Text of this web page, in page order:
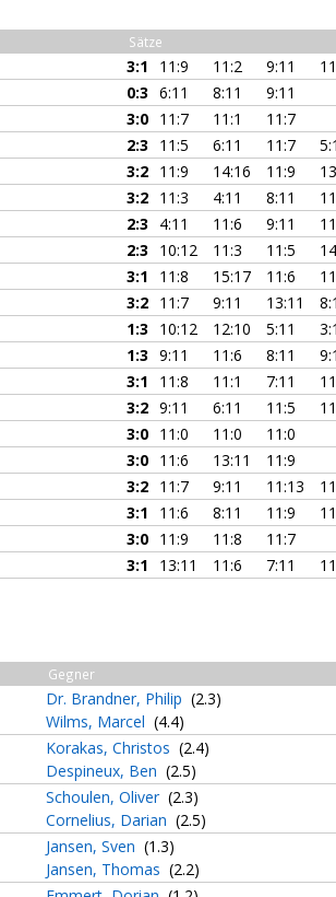
Sätze
3:1 11:9 11:2 9:11
0:3 6:11 8:11
9:11
3:0 11:7 11:1 11:7
2:3 11:5 6:11 11:7
3:2 11:9 14:16 11:9
3:2 11:3 4:11 8:11
2:3 4:11 11:6 9:11
2:3 10:12 11:3 11:5
3:1 11:8 15:17 11:6
3:2 11:7 9:11 13:11
1:3 10:12 12:10 5:11
1:3 9:11 11:6 8:11
3:1 11:8 11:1 7:11
3:2 9:11 6:11 11:5
3:0 11:0 11:0
11:0
3:0 11:6 13:11 11:9
3:2 11:7 9:11 11:13
3:1 11:6 8:11 11:9
3:0 11:9 11:8
11:7
3:1 13:11 11:6 7:11
Gegner
Dr. Brandner, Philip (2.3)
Wilms, Marcel (4.4)
Korakas, Christos (2.4)
Despineux, Ben (2.5)
Schoulen, Oliver (2.3)
Cornelius, Darian (2.5)
Jansen, Sven (1.3)
Jansen, Thomas (2.2)